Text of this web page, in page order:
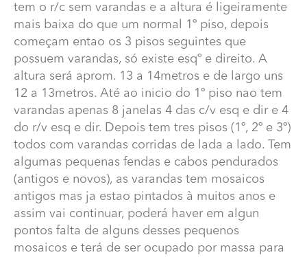
Exmas/os
De qualquer modo será sempre sem compromisso,
pois apenas desejamos agora ter uma estimativa para
decidir se será este ano ou apenas em 2018. O prédio é
de 3 andares, eu mencionei 4 porque o r/c tem a altura
ligeiramente mais baixa do que um normal 1ºandar e
existe uma c/v que apenas tem uma fachada de
2metros. Em resumo, o prédio tem a c/v onde so estao
as janelas o restante da c/v é subterranea portanto nao
tem fachada, depois tem o r/c sem varandas e a altura
é ligeiramente mais baixa do que um normal 1º piso,
depois começam entao os 3 pisos seguintes que
possuem varandas, só existe esqº e direito. A altura
será aprom. 13 a 14metros e de largo uns 12 a
13metros. Até ao inicio do 1º piso nao tem varandas
apenas 8 janelas 4 das c/v esq e dir e 4 do r/v esq e dir.
tem o r/c sem varandas e a altura é ligeiramente
mais baixa do que um normal 1º piso, depois
começam entao os 3 pisos seguintes que
possuem varandas, só existe esqº e direito. A
altura será aprom. 13 a 14metros e de largo uns
12 a 13metros. Até ao inicio do 1º piso nao tem
varandas apenas 8 janelas 4 das c/v esq e dir e 4
do r/v esq e dir. Depois tem tres pisos (1º, 2º e 3º)
todos com varandas corridas de lada a lado. Tem
algumas pequenas fendas e cabos pendurados
(antigos e novos), as varandas tem mosaicos
antigos mas ja estao pintados à muitos anos e
assim vai continuar, poderá haver em algun
pontos falta de alguns desses pequenos
mosaicos e terá de ser ocupado por massa para